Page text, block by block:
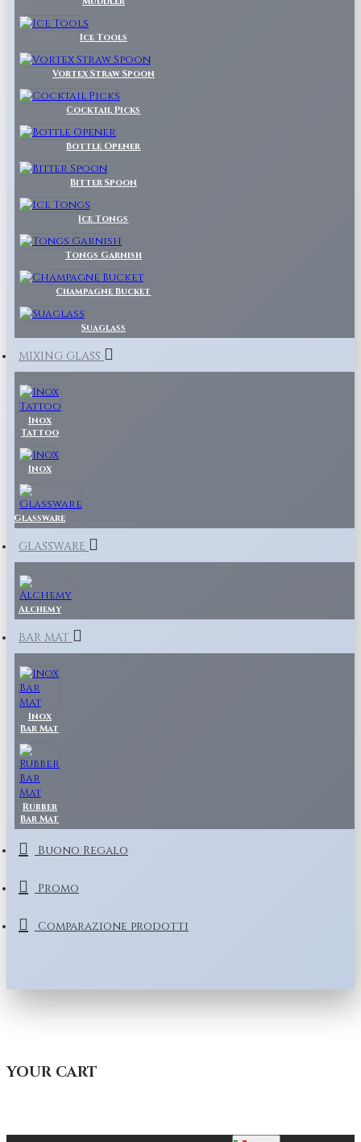
Ice Tools
Vortex Straw Spoon
Cocktail Picks
Bottle Opener
Bitter Spoon
Ice Tongs
Tongs Garnish
Champagne Bucket
Suaglass
MIXING GLASS
Inox
Tattoo
Inox
Glassware
GLASSWARE
Alchemy
BAR MAT
Inox
Bar Mat
Rubber
Bar Mat
Buono Regalo
Promo
Comparazione prodotti
YOUR CART